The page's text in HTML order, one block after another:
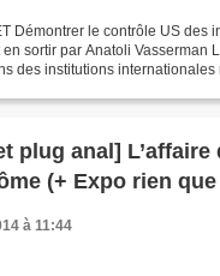
Démontrer le contrôle US des
sortir par Anatoli Vasserman
des institutions
plug anal] L’affaire
(+ Expo rien
à 11:44